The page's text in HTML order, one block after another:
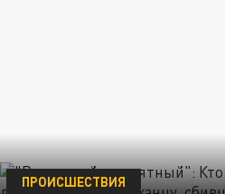
ПРОИСШЕСТВИЯ